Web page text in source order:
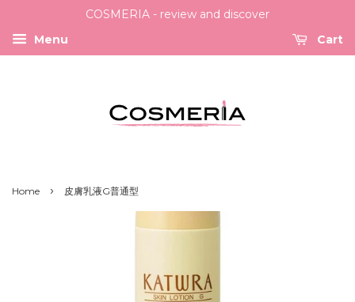
COSMERIA - review and discover
Menu
Cart
Home › 皮膚乳液G普通型